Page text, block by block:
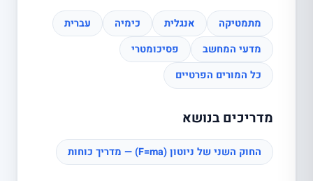
מתמטיקה אנגלית כימיה
עברית
מדעי המחשב
פסיכומטרי
כל המורים הפרטיים
מדריכים בנושא
החוק השני של ניוטון (F=ma) — מדריך כוחות